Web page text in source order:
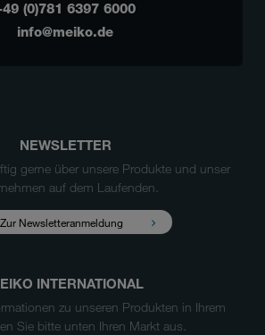
(0)781 6397 6000
info@meiko.de
NEWSLETTER
gerne über unsere Produkte und unser
auf dem Laufenden.
Zur Newsletteranmeldung
INTERNATIONAL
zu unseren Produkten in Ihrem
Sie bitte unten Ihren Markt aus.